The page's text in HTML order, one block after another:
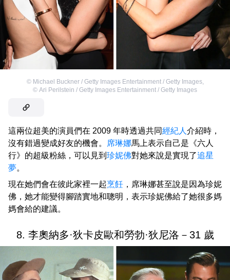
© Michael Buckner / Getty Images Entertainment / Getty Images,
© Ari Perilstein / Getty Images Entertainment / Getty Images
這兩位超美的演員們在 2009 年時透過共同經紀人 介紹時，
沒有錯過變成好友的機會。
席琳娜馬上表示自己是《六人
行》的超級粉絲，可以見到 珍妮佛對她來說是實現了追星
夢。
現在她們會在彼此家裡一起烹飪 ，席琳娜甚至說是因為珍妮
佛，她才能變得腳踏實地和聰明，表示珍妮佛給了她很多媽
媽會給的建議。
8. 李奧納多·狄卡皮歐和勞勃·狄尼洛－31 歲